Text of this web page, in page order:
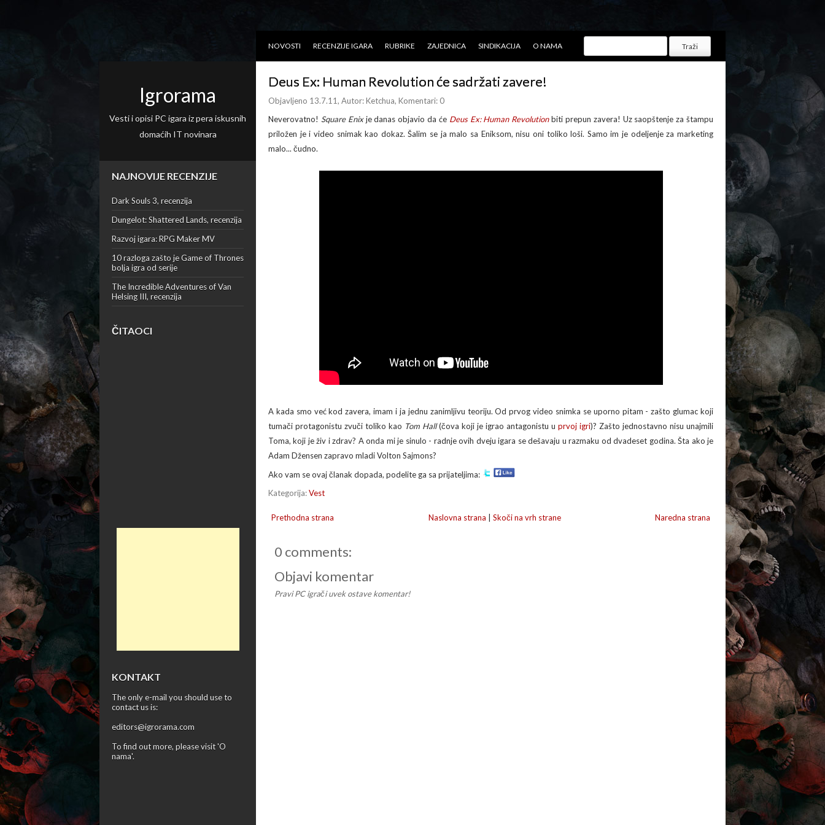
NOVOSTI RECENZIJE IGARA RUBRIKE ZAJEDNICA SINDIKACIJA O NAMA
Igrorama
Vesti i opisi PC igara iz pera iskusnih
domaćih IT novinara
NAJNOVIJE RECENZIJE
Dark Souls 3, recenzija
Dungelot: Shattered Lands, recenzija
Razvoj igara: RPG Maker MV
10 razloga zašto je Game of Thrones
bolja igra od serije
The Incredible Adventures of Van
Helsing III, recenzija
ČITAOCI
KONTAKT
The only e-mail you should use to
contact us is:
editors@igrorama.com
To find out more, please visit 'O
nama'.
Deus Ex: Human Revolution će sadržati zavere!
Objavljeno 13.7.11, Autor:Ketchua, Komentari: 0
Neverovatno! Square Enixje danas objavio da će Deus Ex: Human Revolutionbiti prepun zavera! Uz saopštenje za štampu
priložen je i video snimak kao dokaz. Šalim se ja malo sa Eniksom, nisu oni toliko loši. Samo im je odeljenje za marketing
malo... čudno.
A kada smo već kod zavera, imam i ja jednu zanimljivu teoriju. Od prvog video snimka se uporno pitam - zašto glumac koji
tumači protagonistu zvuči toliko kao Tom Hall(čova koji je igrao antagonistu u prvoj igri)? Zašto jednostavno nisu unajmili
Toma, koji je živ i zdrav? A onda mi je sinulo - radnje ovih dveju igara se dešavaju u razmaku od dvadeset godina. Šta ako je
Adam Džensen zapravo mladi Volton Sajmons?
Ako vam se ovaj članak dopada, podelite ga sa prijateljima:
Kategorija:Vest
Naredna strana
Prethodna strana Naslovna strana Skoči na vrh strane
0 comments:
Objavi komentar
Pravi PC igrači uvek ostave komentar!